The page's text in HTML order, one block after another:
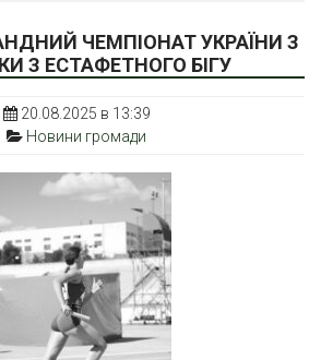
ЧЕМПІОНАТ УКРАЇНИ З
З ЕСТАФЕТНОГО БІГУ
20.08.2025 в 13:39
Новини громади